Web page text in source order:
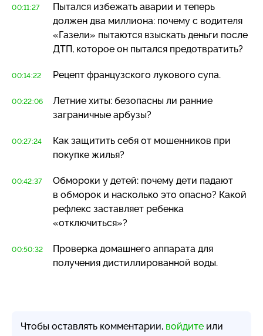
00:11:27
Пытался избежать аварии и теперь
должен два миллиона: почему с водителя
«Газели» пытаются взыскать деньги после
ДТП, которое он пытался предотвратить?
00:14:22 Рецепт французского лукового супа.
00:22:06
Летние хиты: безопасны ли ранние
заграничные арбузы?
00:27:24
Как защитить себя от мошенников при
покупке жилья?
00:42:37
Обмороки у детей: почему дети падают
в обморок и насколько это опасно? Какой
рефлекс заставляет ребенка
«отключиться»?
00:50:32
Проверка домашнего аппарата для
получения дистиллированной воды.
Чтобы оставлять комментарии, войдите или